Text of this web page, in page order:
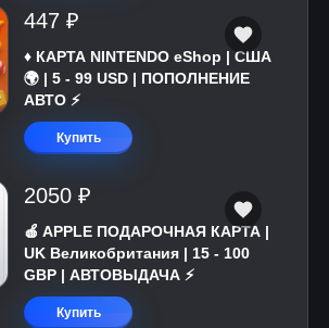
447 ₽
♦️ КАРТА NINTENDO eShop | США
🌍 | 5 - 99 USD | ПОПОЛНЕНИЕ
АВТО ⚡
Купить
2050 ₽
🍎 APPLE ПОДАРОЧНАЯ КАРТА |
UK Великобритания | 15 - 100
GBP | АВТОВЫДАЧА ⚡️
Купить